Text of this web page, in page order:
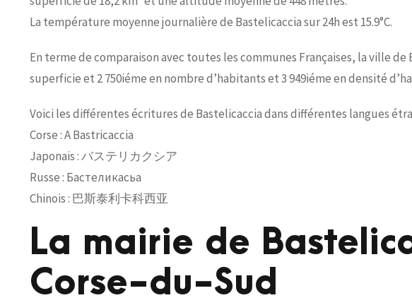
La température moyenne journalière de Bastelicaccia sur 24h est 15.9°C.
En terme de comparaison avec toutes les communes Françaises, la ville de
superficie et 2 750iéme en nombre d’habitants et 3 949iéme en densité
Voici les différentes écritures de Bastelicaccia dans différentes langues
Corse : A Bastricaccia
Japonais : バステリカクシア
Russe : Бастеликасьа
Chinois : 巴斯泰利卡科西亚
La mairie de
Corse-du-Sud